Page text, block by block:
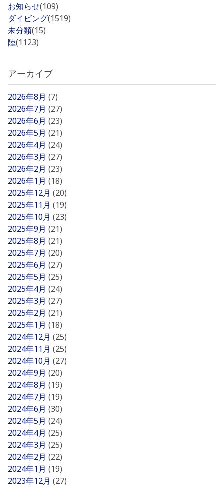
お知らせ(109)
ダイビング(1519)
未分類(15)
陸(1123)
アーカイブ
2026年8月 (7)
2026年7月 (27)
2026年6月 (23)
2026年5月 (21)
2026年4月 (24)
2026年3月 (27)
2026年2月 (23)
2026年1月 (18)
2025年12月 (20)
2025年11月 (19)
2025年10月 (23)
2025年9月 (21)
2025年8月 (21)
2025年7月 (20)
2025年6月 (27)
2025年5月 (25)
2025年4月 (24)
2025年3月 (27)
2025年2月 (21)
2025年1月 (18)
2024年12月 (25)
2024年11月 (25)
2024年10月 (27)
2024年9月 (20)
2024年8月 (19)
2024年7月 (19)
2024年6月 (30)
2024年5月 (24)
2024年4月 (25)
2024年3月 (25)
2024年2月 (22)
2024年1月 (19)
2023年12月 (27)